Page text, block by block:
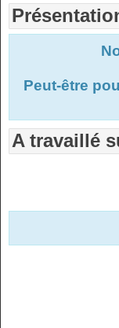
Peut-être
A travaillé